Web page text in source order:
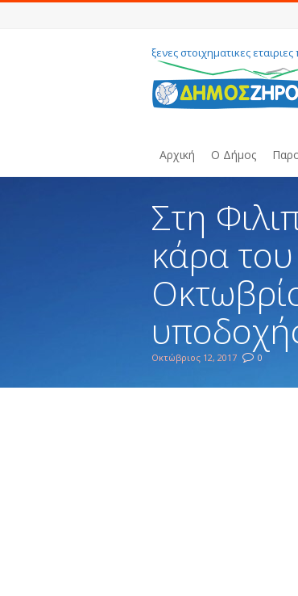
ξενες στοιχηματικες
Αρχική Ο Δήμος
Στη
κάρα
Οκτώβριος 12, 2017 0